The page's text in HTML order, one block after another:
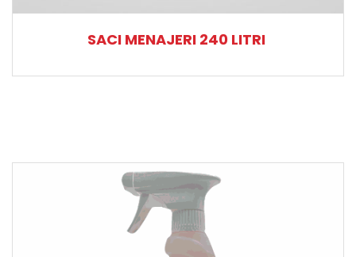
SACI MENAJERI 240 LITRI